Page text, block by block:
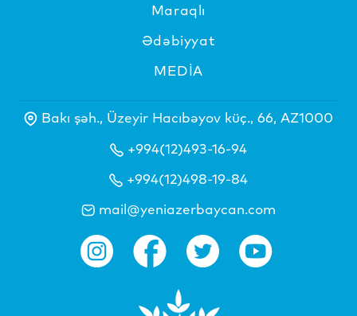
Maraqlı
Ədəbiyyat
MEDİA
Bakı şəh., Üzeyir Hacıbəyov küç., 66, AZ1000
+994(12)493-16-94
+994(12)498-19-84
mail@yeniazerbaycan.com